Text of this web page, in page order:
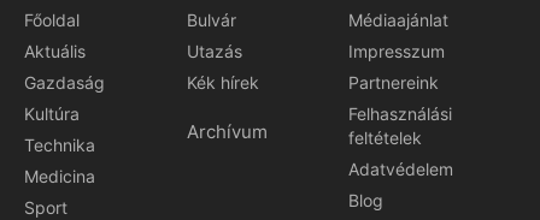
Főoldal
Aktuális
Gazdaság
Kultúra
Technika
Medicina
Sport
Bulvár
Utazás
Kék hírek
Archívum
Médiaajánlat
Impresszum
Partnereink
Felhasználási
feltételek
Adatvédelem
Blog